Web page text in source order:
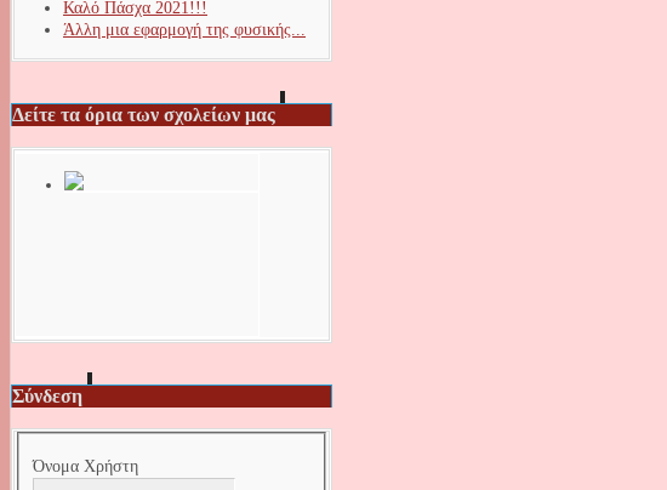
Καλό Πάσχα 2021!!!
Άλλη μια εφαρμογή της φυσικής...
Δείτε τα όρια των σχολείων μας
Σύνδεση
Όνομα Χρήστη